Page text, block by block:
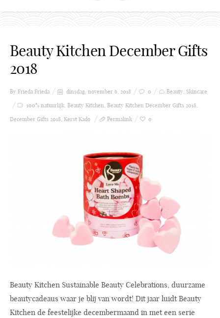
Beauty Kitchen December Gifts
2018
By Frieda Frieda dinsdag, november 6, 2018 0 Beauty Skincare
100% natuurlijk Beauty Kitchen Beauty Kitchen December Gifts 2018
December Gifts 2018 Kerst Kado Permalink 0
Beauty Kitchen Sustainable Beauty Celebrations, duurzame
beautycadeaus waar je blij van wordt! Dit jaar luidt Beauty
Kitchen de feestelijke decembermaand in met een serie